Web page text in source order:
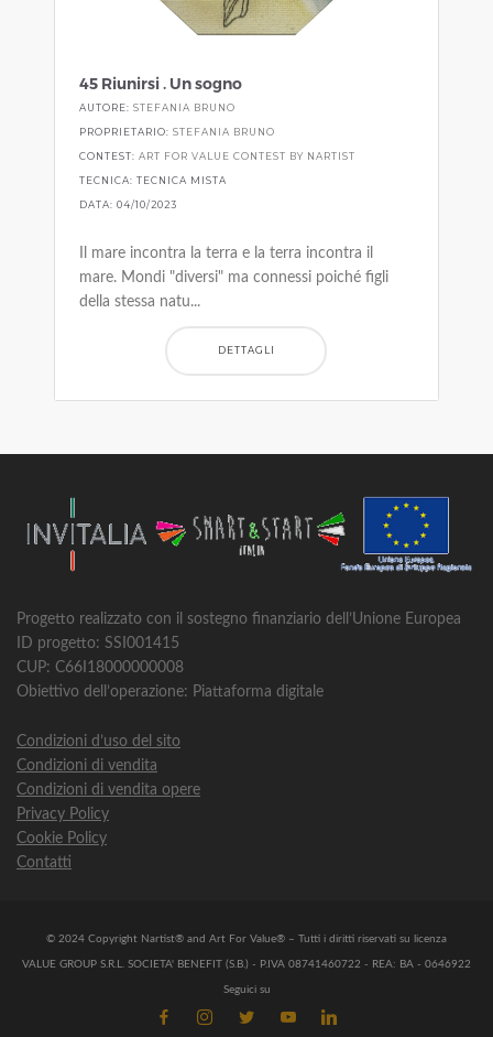
45 Riunirsi . Un sogno
AUTORE:STEFANIA BRUNO
PROPRIETARIO:STEFANIA BRUNO
CONTEST:ART FOR VALUE CONTEST BY NARTIST
TECNICA: TECNICA MISTA
DATA: 04/10/2023
Il mare incontra la terra e la terra incontra il
mare. Mondi "diversi" ma connessi poiché figli
della stessa natu...
DETTAGLI
Progetto realizzato con il sostegno finanziario dell’Unione Europea
ID progetto: SSI001415
CUP: C66I18000000008
Obiettivo dell’operazione: Piattaforma digitale
Condizioni d’uso del sito
Condizioni di vendita
Condizioni di vendita opere
Privacy Policy
Cookie Policy
Contatti
© 2024 Copyright Nartist® and Art For Value® – Tutti i diritti riservati su licenza
VALUE GROUP S.R.L. SOCIETA' BENEFIT (S.B.) - P.IVA 08741460722 - REA: BA - 0646922
Seguici su